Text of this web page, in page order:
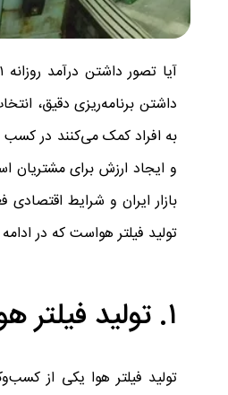
داشتن برنامه‌ریزی دقیق،
به افراد کمک می‌کنند در
بازار ایران و شرایط
تولید فیلتر هواست که در
۱. تولید فیلتر هوا؛ کسب درآمد با سرمایه اندک
تولید فیلتر هوا یکی از